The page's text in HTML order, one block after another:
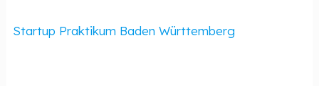
Startup Praktikum Baden Württemberg